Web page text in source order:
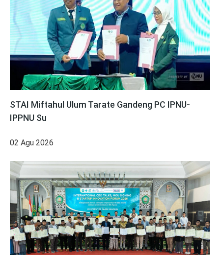
STAI Miftahul Ulum Tarate Gandeng PC IPNU-
IPPNU Su
02 Agu 2026